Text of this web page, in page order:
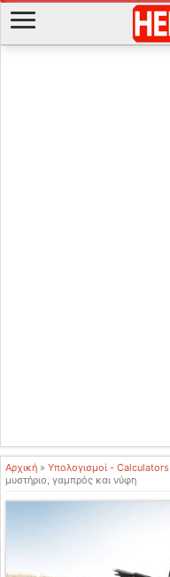
Αρχική » Υπολογισμοί - Calculators
μυστήριο, γαμπρός και νύφη